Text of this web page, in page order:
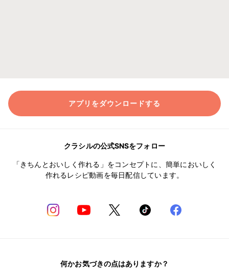
アプリをダウンロードする
クラシルの公式SNSをフォロー
「きちんとおいしく作れる」をコンセプトに、簡単においしく
作れるレシピ動画を毎日配信しています。
何かお気づきの点はありますか？